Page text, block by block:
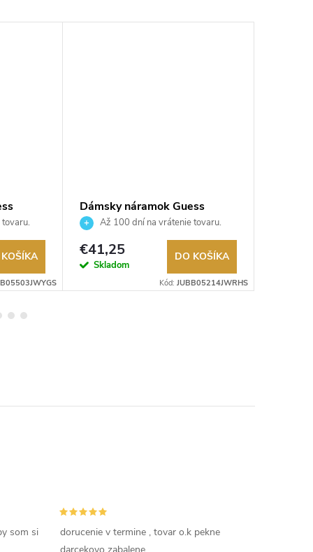
Dámsky náramok Guess
JUBB05214JWRHS
Až 100 dní na vrátenie tovaru.
Autorizovaný predajca.
€41,25
Skladom
DO KOŠÍKA
Kód: JUBB05214JWRHS
som si
dorucenie v termine , tovar o.k pekne